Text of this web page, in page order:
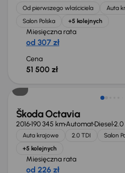
Od pierwszego właściciela Auta
Salon Polska
+5 kolejnych
Miesięczna rata
od 307 zł
Cena
51 500 zł
Taniej o 1 000 zł
Škoda Octavia
2016190 345 kmAutomatDiesel2.0
Auta krajowe 2.0 TDI Salon
+5 kolejnych
Miesięczna rata
od 226 zł